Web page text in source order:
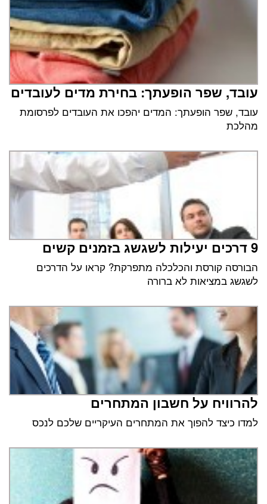
עובד, שפר הופעתך: בחירת מדים לעובדים
עובד, שפר הופעתך: המדים יהפכו את העובדים לפרסומת
מהלכת
9 דרכים יעילות לשגשג בזמנים קשים
הבורסה קורסת והכלכלה מתפרקת? קראו על הדרכים
לשגשג במציאות לא ברורה
להרוויח על חשבון המתחרים
למדו כיצד להפוך את המתחרים העיקריים שלכם לנכס